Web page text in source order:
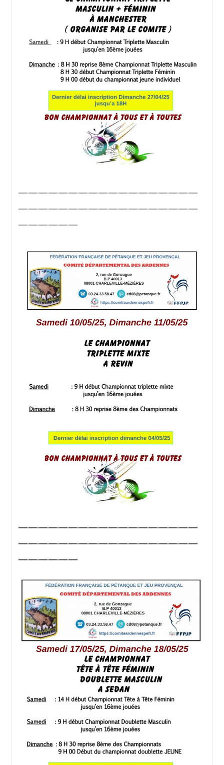
——————————————————
——————————————————
——————
——————————————————
——————————————————
——————